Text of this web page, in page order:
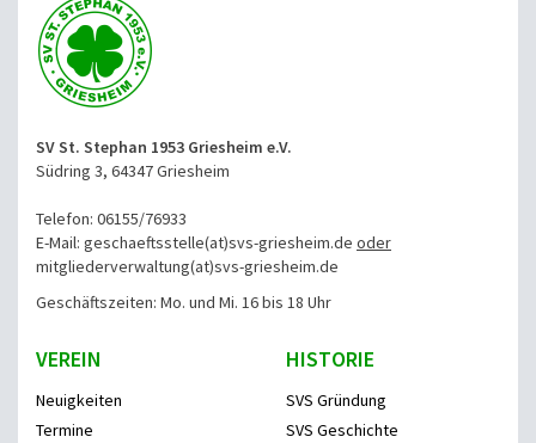
SV St. Stephan 1953 Griesheim e.V.
Südring 3, 64347 Griesheim
Telefon: 06155/76933
E-Mail: geschaeftsstelle(at)svs-griesheim.de oder
mitgliederverwaltung(at)svs-griesheim.de
Geschäftszeiten: Mo. und Mi. 16 bis 18 Uhr
VEREIN
Neuigkeiten
Termine
HISTORIE
SVS Gründung
SVS Geschichte